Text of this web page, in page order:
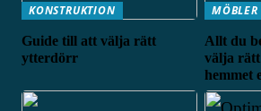
KONSTRUKTION
Guide till att välja rätt
ytterdörr
MÖBLER
Allt du
välja rätt
hemmet